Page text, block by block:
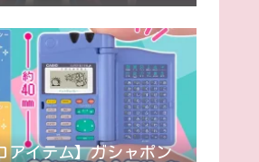
mini 10月登場！
アイテム】ガシャポン